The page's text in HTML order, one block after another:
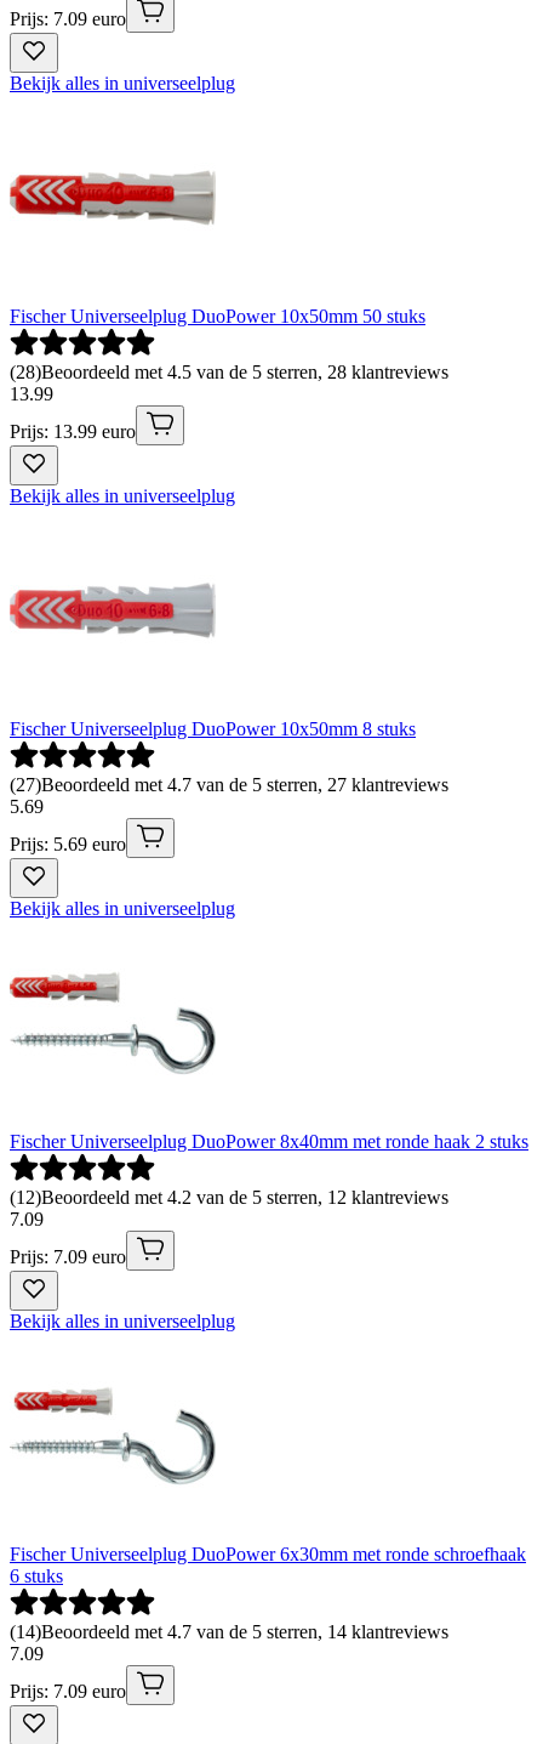
Prijs: 7.09 euro
Bekijk alles in universeelplug
Fischer Universeelplug DuoPower 10x50mm 50 stuks
(28)Beoordeeld met 4.5 van de 5 sterren, 28 klantreviews
13.99
Prijs: 13.99 euro
Bekijk alles in universeelplug
Fischer Universeelplug DuoPower 10x50mm 8 stuks
(27)Beoordeeld met 4.7 van de 5 sterren, 27 klantreviews
5.69
Prijs: 5.69 euro
Bekijk alles in universeelplug
Fischer Universeelplug DuoPower 8x40mm met ronde haak 2 stuks
(12)Beoordeeld met 4.2 van de 5 sterren, 12 klantreviews
7.09
Prijs: 7.09 euro
Bekijk alles in universeelplug
Fischer Universeelplug DuoPower 6x30mm met ronde schroefhaak
6 stuks
(14)Beoordeeld met 4.7 van de 5 sterren, 14 klantreviews
7.09
Prijs: 7.09 euro